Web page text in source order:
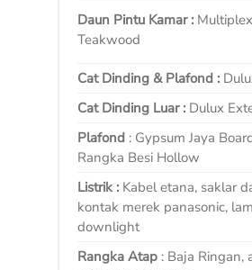
Daun Pintu Kamar :
Teakwood
Cat Dinding & Plafond :
Cat Dinding Luar : Dulux
Plafond : Gypsum Jaya
Rangka Besi Hollow
Listrik : Kabel etana, saklar
kontak merek panasonic,
downlight
Rangka Atap : Baja Ringan,